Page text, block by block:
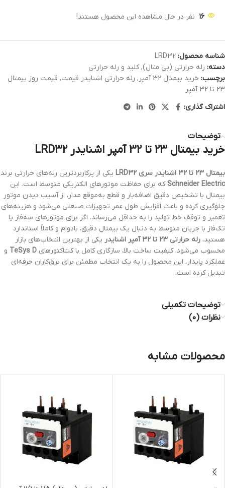
16 نفر در حال مشاهده این محصول هستند!
شناسه محصول: LRD32
دسته: رله حرارتی (بی متال), کلید و رله حرارتی
برچسب: خرید بیمتال 32 آمپر , رله حرارتی اشنایدر قیمت, قیمت روز بیمتال
23 تا 32 آمپر
اشتراک گذاری:
توضیحات
خرید بیمتال 23 تا 32 آمپر اشنایدر LRD32
بیمتال 23 تا 32 اشنایدر سری LRD32
یکی از پرکاربردترین رله‌های حرارتی برند
Schneider Electricکه برای حفاظت موتورهای الکتریکی متوسط است. این
بیمتال با تشخیص دقیق اضافه‌بار و قطع به‌موقع مدار، از آسیب دیدن موتور
جلوگیری کرده و باعث افزایش طول عمر تجهیزات صنعتی می‌شود و هزینه‌های
تعمیر و توقف خط تولید را به حداقل می‌رساند. اگر برای موتورهای سه‌فاز یا
تک‌فاز با جریان متوسط به دنبال یک بیمتال دقیق، بادوام و کاملاً استاندارد
هستید، رله حرارتی 23 تا 32 آمپر اشنایدر
یکی از بهترین انتخاب‌های بازار
محسوب می‌شود. کیفیت ساخت بالا، سازگاری کامل با کنتاکتورهای TeSys D و
عملکرد پایدار، این محصول را به یک انتخاب مطمئن برای برق‌کاران حرفه‌ای
تبدیل کرده است.
توضیحات تکمیلی
نظرات (0)
محصولات مشابه